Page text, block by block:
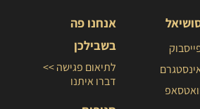
אנחנו פה
בשבילכן
לתיאום פגישה >>
דברו איתנו